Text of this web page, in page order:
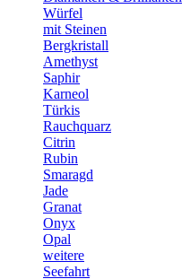
Würfel
mit Steinen
Bergkristall
Amethyst
Saphir
Karneol
Türkis
Rauchquarz
Citrin
Rubin
Smaragd
Jade
Granat
Onyx
Opal
weitere
Seefahrt